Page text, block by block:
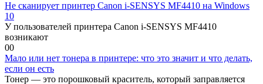
Не сканирует принтер Canon i-SENSYS MF4410 на Windows
10
У пользователей принтера Canon i-SENSYS MF4410
возникают
00
Мало или нет тонера в принтере: что это значит и что делать,
если он есть
Тонер — это порошковый краситель, который заправляется